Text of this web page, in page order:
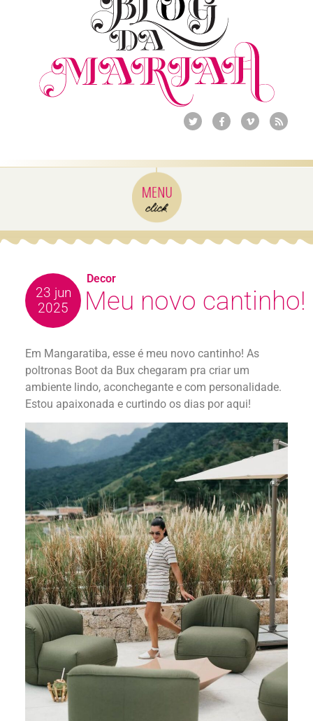
23 jun
2025
Meu novo cantinho!
Em Mangaratiba, esse é meu novo cantinho! As
poltronas Boot da Bux chegaram pra criar um
ambiente lindo, aconchegante e com personalidade.
Estou apaixonada e curtindo os dias por aqui!
Decor